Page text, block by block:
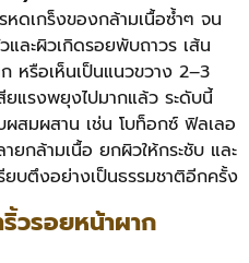
ดเกร็งของกล้ามเนื้อซ้ำๆ จน
และผิวเกิดรอยพับถาวร เส้น
หรือเห็นเป็นแนวขวาง 2–3
แรงพยุงไปมากแล้ว ระดับนี้
ผสมผสาน เช่น โบท็อกซ์ ฟิลเลอ
ยกล้ามเนื้อ ยกผิวให้กระชับ และ
ยบตึงอย่างเป็นธรรมชาติอีกครั้ง
วรอยหน้าผาก